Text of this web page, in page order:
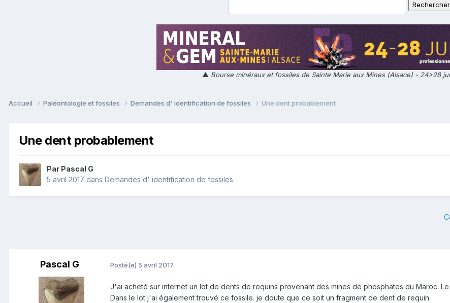
▲ Bourse minéraux et fossiles de Sainte Marie aux Mines (Alsace) - 24>28
Accueil Paléontologie et fossiles Demandes d' identification de fossiles Une dent probablement
Une dent probablement
Par Pascal G
5 avril 2017 dans Demandes d' identification de fossiles
Pascal G Posté(e) 5 avril 2017
J'ai acheté sur internet un lot de dents de requins provenant des mines de phosphates du Maroc.
Dans le lot j'ai également trouvé ce fossile. je doute que ce soit un fragment de dent de requin.